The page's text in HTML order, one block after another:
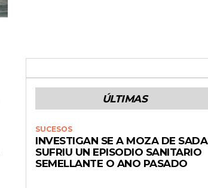
ÚLTIMAS
SUCESOS
INVESTIGAN SE A MOZA DE SADA
SUFRIU UN EPISODIO SANITARIO
SEMELLANTE O ANO PASADO